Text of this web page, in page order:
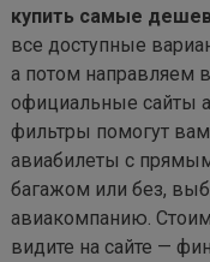
купить самые
все доступные
а потом направляем
официальные сайты
фильтры помогут
авиабилеты с
багажом или без,
авиакомпанию.
видите на сайте —